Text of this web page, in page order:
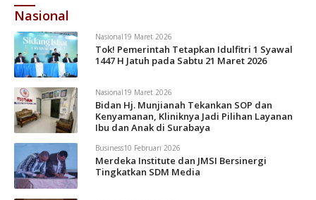
Nasional
Nasional19 Maret 2026
Tok! Pemerintah Tetapkan Idulfitri 1 Syawal
1447 H Jatuh pada Sabtu 21 Maret 2026
Nasional19 Maret 2026
Bidan Hj. Munjianah Tekankan SOP dan
Kenyamanan, Kliniknya Jadi Pilihan Layanan
Ibu dan Anak di Surabaya
Business10 Februari 2026
Merdeka Institute dan JMSI Bersinergi
Tingkatkan SDM Media